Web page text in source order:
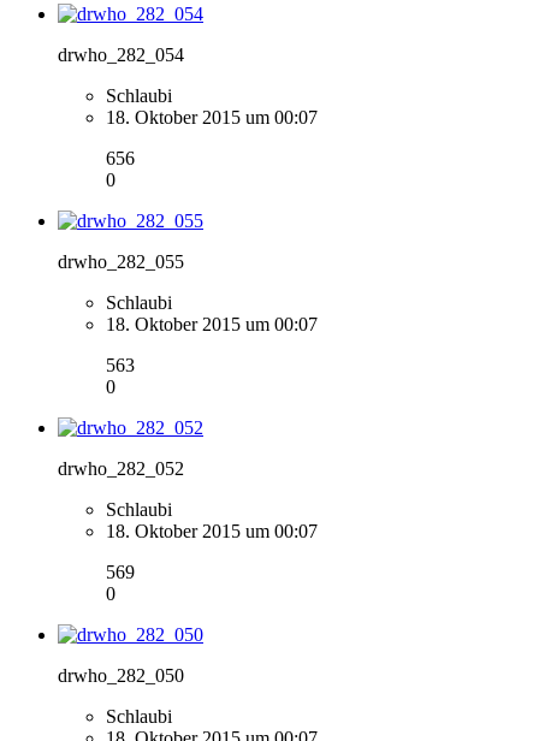
drwho_282_054
Schlaubi
18. Oktober 2015 um 00:07
656
0
drwho_282_055
Schlaubi
18. Oktober 2015 um 00:07
563
0
drwho_282_052
Schlaubi
18. Oktober 2015 um 00:07
569
0
drwho_282_050
Schlaubi